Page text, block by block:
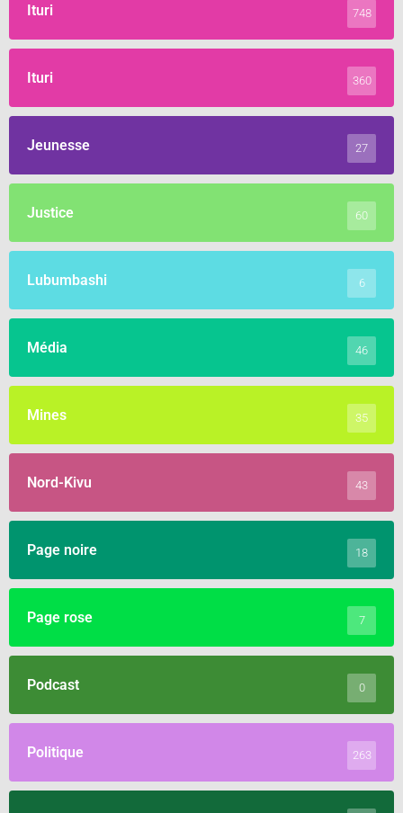
Ituri 748
Ituri 360
Jeunesse 27
Justice 60
Lubumbashi 6
Média 46
Mines 35
Nord-Kivu 43
Page noire 18
Page rose 7
Podcast 0
Politique 263